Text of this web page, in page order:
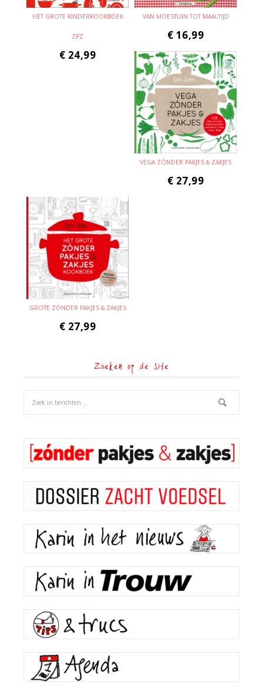
HET GROTE KINDERKOOKBOEK
ZPZ
€ 24,99
VAN MOESTUIN TOT MAALTIJD
€ 16,99
VEGA ZÓNDER PAKJES & ZAKJES
€ 27,99
GROTE ZÓNDER PAKJES & ZAKJES
€ 27,99
Zoeken op de site